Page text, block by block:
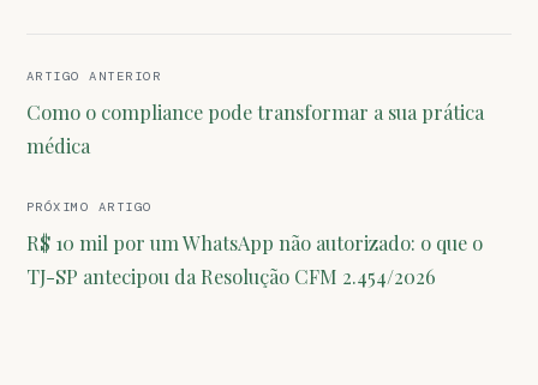
Navegação
de
Post
ARTIGO ANTERIOR
Como o compliance pode transformar a sua prática
médica
PRÓXIMO ARTIGO
R$ 10 mil por um WhatsApp não autorizado: o que o
TJ-SP antecipou da Resolução CFM 2.454/2026